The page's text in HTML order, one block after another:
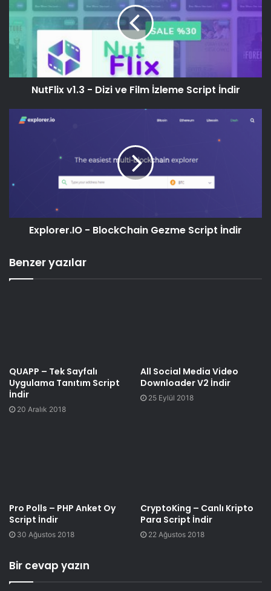
NutFlix v1.3 - Dizi ve Film İzleme Script İndir
Explorer.IO - BlockChain Gezme Script İndir
Benzer yazılar
QUAPP – Tek Sayfalı
Uygulama Tanıtım Script
İndir
20 Aralık 2018
All Social Media Video
Downloader V2 İndir
25 Eylül 2018
Pro Polls – PHP Anket Oy
Script İndir
30 Ağustos 2018
CryptoKing – Canlı Kripto
Para Script İndir
22 Ağustos 2018
Bir cevap yazın